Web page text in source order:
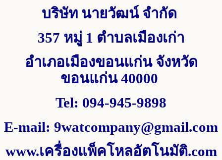
บริษัท นายวัฒน์ จำกัด
357 หมู่ 1 ตำบลเมืองเก่า
อำเภอเมืองขอนแก่น จังหวัด
ขอนแก่น40000
Tel: 094-945-9898
E-mail: 9watcompany@gmail.com
www.เครื่องแพ็คโหลอัตโนมัติ.com